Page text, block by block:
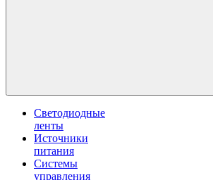
Светодиодные
ленты
Источники
питания
Системы
управления